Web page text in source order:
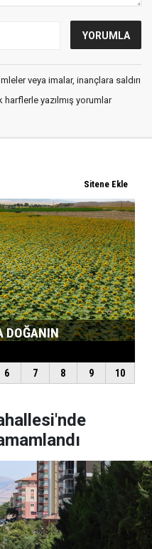
veya imalar, inançlara saldırı
yazılmış yorumlar